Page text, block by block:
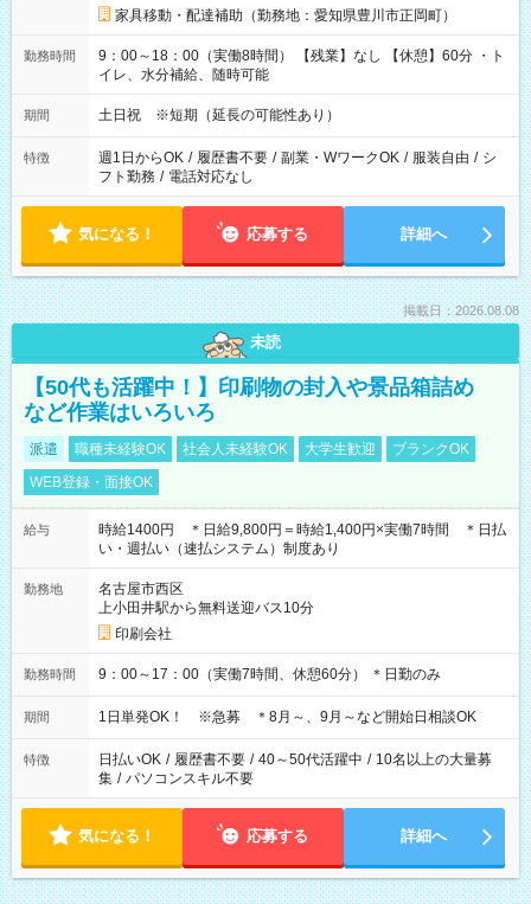
家具移動・配達補助（勤務地：愛知県豊川市正岡町）
勤務時間
9：00～18：00（実働8時間） 【残業】なし 【休憩】60分 ・ト
イレ、水分補給、随時可能
期間 土日祝 ※短期（延長の可能性あり）
特徴 週1日からOK / 履歴書不要 / 副業・WワークOK / 服装自由 / シ
フト勤務 / 電話対応なし
気になる！ 応募する 詳細へ
掲載日：2026.08.08
未読
【50代も活躍中！】印刷物の封入や景品箱詰め
など作業はいろいろ
派遣 職種未経験OK 社会人未経験OK 大学生歓迎
ブランクOK
WEB登録・面接OK
給与
時給1400円 ＊日給9,800円＝時給1,400円×実働7時間 ＊日払
い・週払い（速払システム）制度あり
勤務地
名古屋市西区
上小田井駅から無料送迎バス10分
印刷会社
勤務時間 9：00～17：00（実働7時間、休憩60分） ＊日勤のみ
期間 1日単発OK！ ※急募 ＊8月～、9月～など開始日相談OK
特徴 日払いOK / 履歴書不要 / 40～50代活躍中 / 10名以上の大量募
集 / パソコンスキル不要
気になる！ 応募する 詳細へ